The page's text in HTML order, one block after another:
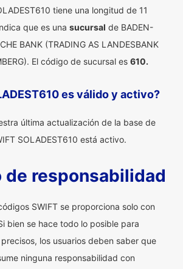
tiene una longitud de 11
que es una sucursal de BADEN-
BANK (TRADING AS LANDESBANK
El código de sucursal es 610.
es válido y activo?
última actualización de la base de
SOLADEST610 está activo.
de responsabilidad
SWIFT se proporciona solo con
bien se hace todo lo posible para
los usuarios deben saber que
ninguna responsabilidad con